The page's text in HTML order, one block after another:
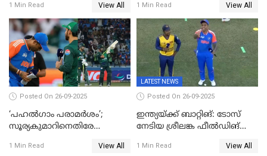
1 Min Read View All 1 Min Read View All
Posted On 26-09-2025
‘പഹൽഗാം പരാമർശം’;
സൂര്യകുമാറിനെതിരേ
ഹാരിസ് റൗഫിനും പിഴ ശിക്ഷ
1 Min Read View All
LATEST NEWS
Posted On 26-09-2025
ഇന്ത്യയ്ക്ക് ബാറ്റിങ്: ടോസ്
നേടിയ ശ്രീലങ്ക ഫീൽഡിങ്
1 Min Read View All